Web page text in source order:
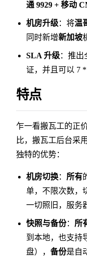
通 9929 + 移动
机房升级：将温
同时新增新加坡
SLA 升级：推出
证，并且可以 7 *
特点
乍一看搬瓦工的正
比，搬瓦工后台采
独特的优势：
机房切换： 所有
单，不限次数，
一切照旧，服务
快照与备份： 所
到本地，也支持
盘）， 备份是自